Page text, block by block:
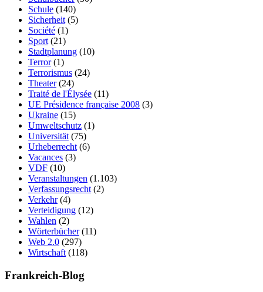
Schule (140)
Sicherheit (5)
Société (1)
Sport (21)
Stadtplanung (10)
Terror(1)
Terrorismus (24)
Theater(24)
Traité de l'Élysée (11)
UE Présidence française 2008 (3)
Ukraine (15)
Umweltschutz (1)
Universität (75)
Urheberrecht (6)
Vacances (3)
VDF (10)
Veranstaltungen (1.103)
Verfassungsrecht (2)
Verkehr(4)
Verteidigung (12)
Wahlen (2)
Wörterbücher(11)
Web 2.0 (297)
Wirtschaft (118)
Frankreich-Blog